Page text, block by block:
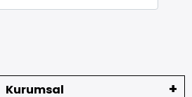
Kurumsal